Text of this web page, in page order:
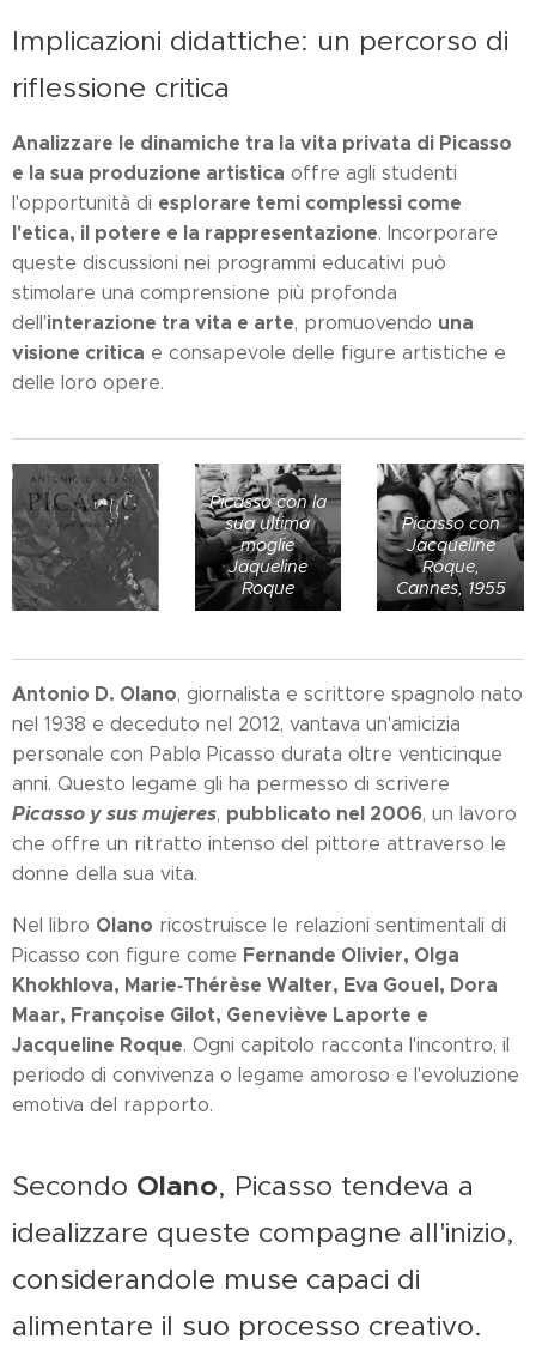
Implicazioni didattiche: un percorso di
riflessione critica
Analizzare le dinamiche tra la vita privata di Picasso
e la sua produzione artistica offre agli studenti
l'opportunità di esplorare temi complessi come
l'etica, il potere e la rappresentazione. Incorporare
queste discussioni nei programmi educativi può
stimolare una comprensione più profonda
dell'interazione tra vita e arte, promuovendo una
visione critica e consapevole delle figure artistiche e
delle loro opere.
Picasso con la
sua ultima
moglie
Jaqueline
Roque
Picasso con
Jacqueline
Roque,
Cannes, 1955
Antonio D. Olano, giornalista e scrittore spagnolo nato
nel 1938 e deceduto nel 2012, vantava un'amicizia
personale con Pablo Picasso durata oltre venticinque
anni. Questo legame gli ha permesso di scrivere
Picasso y sus mujeres, pubblicato nel 2006, un lavoro
che offre un ritratto intenso del pittore attraverso le
donne della sua vita.
Nel libro Olano ricostruisce le relazioni sentimentali di
Picasso con figure come Fernande Olivier, Olga
Khokhlova, Marie‑Thérèse Walter, Eva Gouel, Dora
Maar, Françoise Gilot, Geneviève Laporte e
Jacqueline Roque. Ogni capitolo racconta l'incontro, il
periodo di convivenza o legame amoroso e l'evoluzione
emotiva del rapporto.
Secondo Olano, Picasso tendeva a
idealizzare queste compagne all'inizio,
considerandole muse capaci di
alimentare il suo processo creativo.